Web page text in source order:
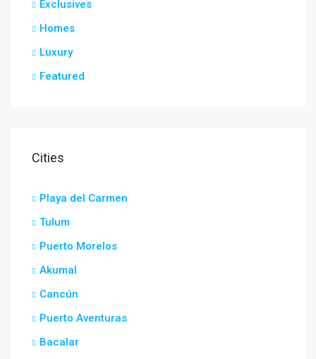
Exclusives
Homes
Luxury
Featured
Cities
Playa del Carmen
Tulum
Puerto Morelos
Akumal
Cancún
Puerto Aventuras
Bacalar